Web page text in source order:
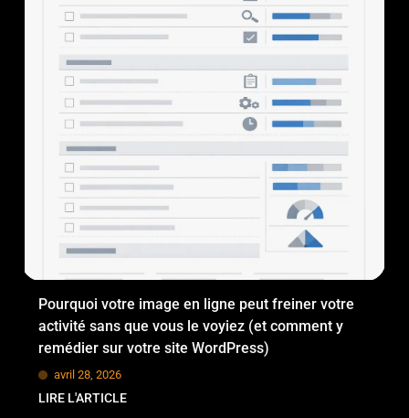
Pourquoi votre image en ligne peut freiner votre
activité sans que vous le voyiez (et comment y
remédier sur votre site WordPress)
avril 28, 2026
LIRE L'ARTICLE